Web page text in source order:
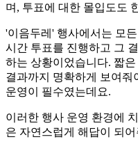
며, 투표에 대한 몰입도도
'이음두레' 행사에서는 모
시간 투표를 진행하고 그
하는 상황이었습니다. 짧
결과까지 명확하게 보여줘
운영이 필수였는데요.
이러한 행사 운영 환경에
은 자연스럽게 해답이 되